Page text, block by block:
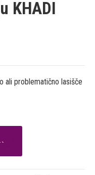
KHADI
ali problematično lasišče